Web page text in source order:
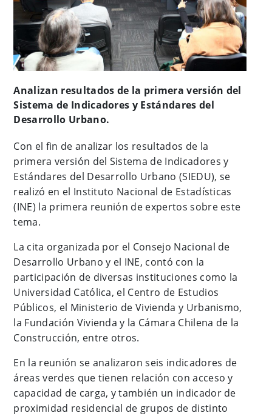
Analizan resultados de la primera versión del
Sistema de Indicadores y Estándares del
Desarrollo Urbano.
Con el fin de analizar los resultados de la
primera versión del Sistema de Indicadores y
Estándares del Desarrollo Urbano (SIEDU), se
realizó en el Instituto Nacional de Estadísticas
(INE) la primera reunión de expertos sobre este
tema.
La cita organizada por el Consejo Nacional de
Desarrollo Urbano y el INE, contó con la
participación de diversas instituciones como la
Universidad Católica, el Centro de Estudios
Públicos, el Ministerio de Vivienda y Urbanismo,
la Fundación Vivienda y la Cámara Chilena de la
Construcción, entre otros.
En la reunión se analizaron seis indicadores de
áreas verdes que tienen relación con acceso y
capacidad de carga, y también un indicador de
proximidad residencial de grupos de distinto